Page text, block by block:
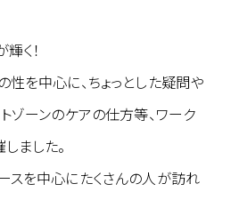
く！
を中心に、ちょっとした疑問や
ゾーンのケアの仕方等、ワーク
ました。
スを中心にたくさんの人が訪れ